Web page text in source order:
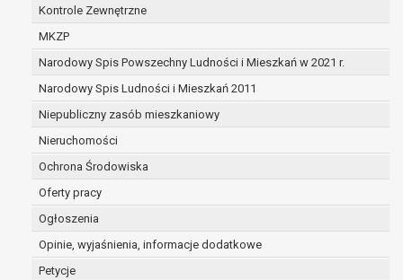
Kontrole Zewnętrzne
MKZP
Narodowy Spis Powszechny Ludności i Mieszkań w 2021 r.
Narodowy Spis Ludności i Mieszkań 2011
Niepubliczny zasób mieszkaniowy
Nieruchomości
Ochrona Środowiska
Oferty pracy
Ogłoszenia
Opinie, wyjaśnienia, informacje dodatkowe
Petycje
danego projektu i konieczności zachowania
dokumentacji projektu do celów kontrolnych.
W związku z przetwarzaniem przez
administratora danych osobowych przysługuje
Pani/Panu:
prawo dostępu do treści danych oraz
otrzymywania ich kopii na podstawie art. 15
RODO;
prawo do żądania sprostowania danych na
w przypadku gdy:
dane są nieprawidłowe lub
niekompletne;